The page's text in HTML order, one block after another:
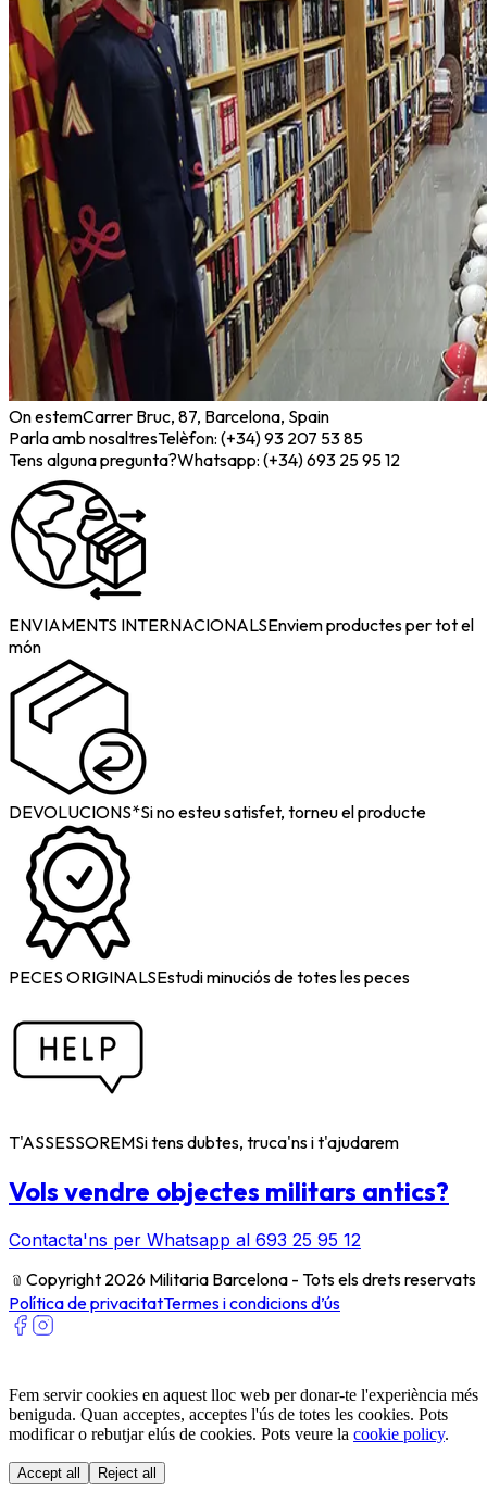
On estemCarrer Bruc, 87, Barcelona, Spain
Parla amb nosaltresTelèfon: (+34) 93 207 53 85
Tens alguna pregunta?Whatsapp: (+34) 693 25 95 12
ENVIAMENTS INTERNACIONALSEnviem productes per tot el
món
DEVOLUCIONS*Si no esteu satisfet, torneu el producte
PECES ORIGINALSEstudi minuciós de totes les peces
T'ASSESSOREMSi tens dubtes, truca'ns i t'ajudarem
Vols vendre objectes militars antics?
Contacta'ns per Whatsapp al 693 25 95 12
﹫ Copyright 2026 Militaria Barcelona - Tots els drets reservats
Política de privacitatTermes i condicions d’ús
Fem servir cookies en aquest lloc web per donar-te l'experiència més
beniguda. Quan acceptes, acceptes l'ús de totes les cookies. Pots
modificar o rebutjar elús de cookies. Pots veure la cookie policy.
Accept all Reject all